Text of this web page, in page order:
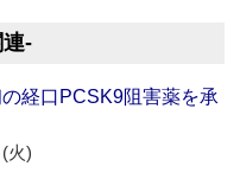
‐
経口PCSK9阻害薬を承
火)